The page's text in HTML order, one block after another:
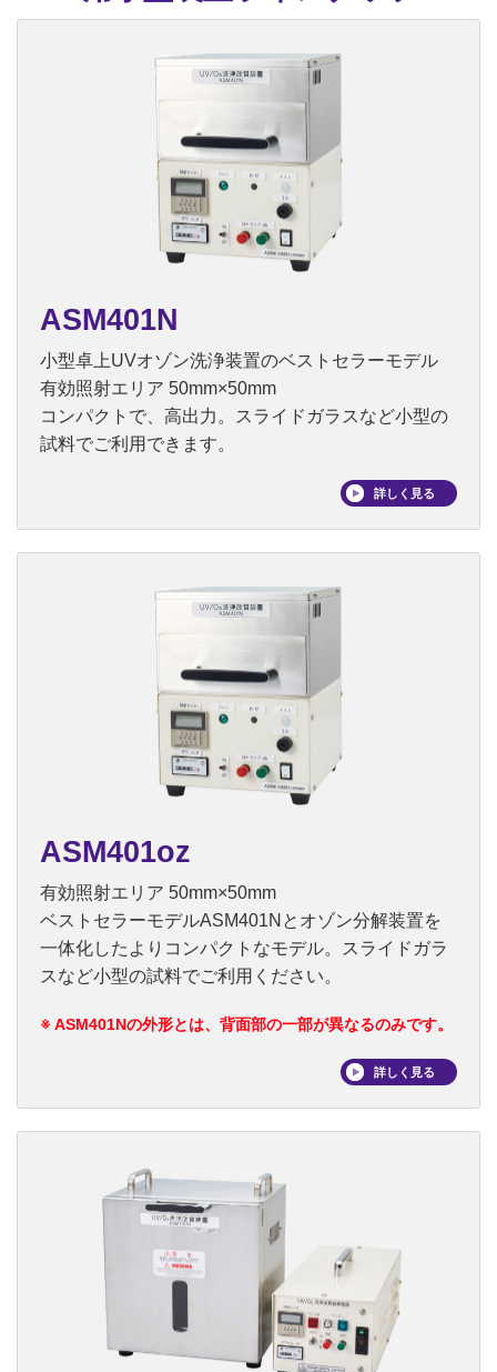
ASM401N
小型卓上UVオゾン洗浄装置のベストセラーモデル
有効照射エリア 50mm×50mm
コンパクトで、高出力。スライドガラスなど小型の
試料でご利用できます。
詳しく見る
ASM401oz
有効照射エリア 50mm×50mm
ベストセラーモデルASM401Nとオゾン分解装置を
一体化したよりコンパクトなモデル。スライドガラ
スなど小型の試料でご利用ください。
※ ASM401Nの外形とは、背面部の一部が異なるのみです。
詳しく見る